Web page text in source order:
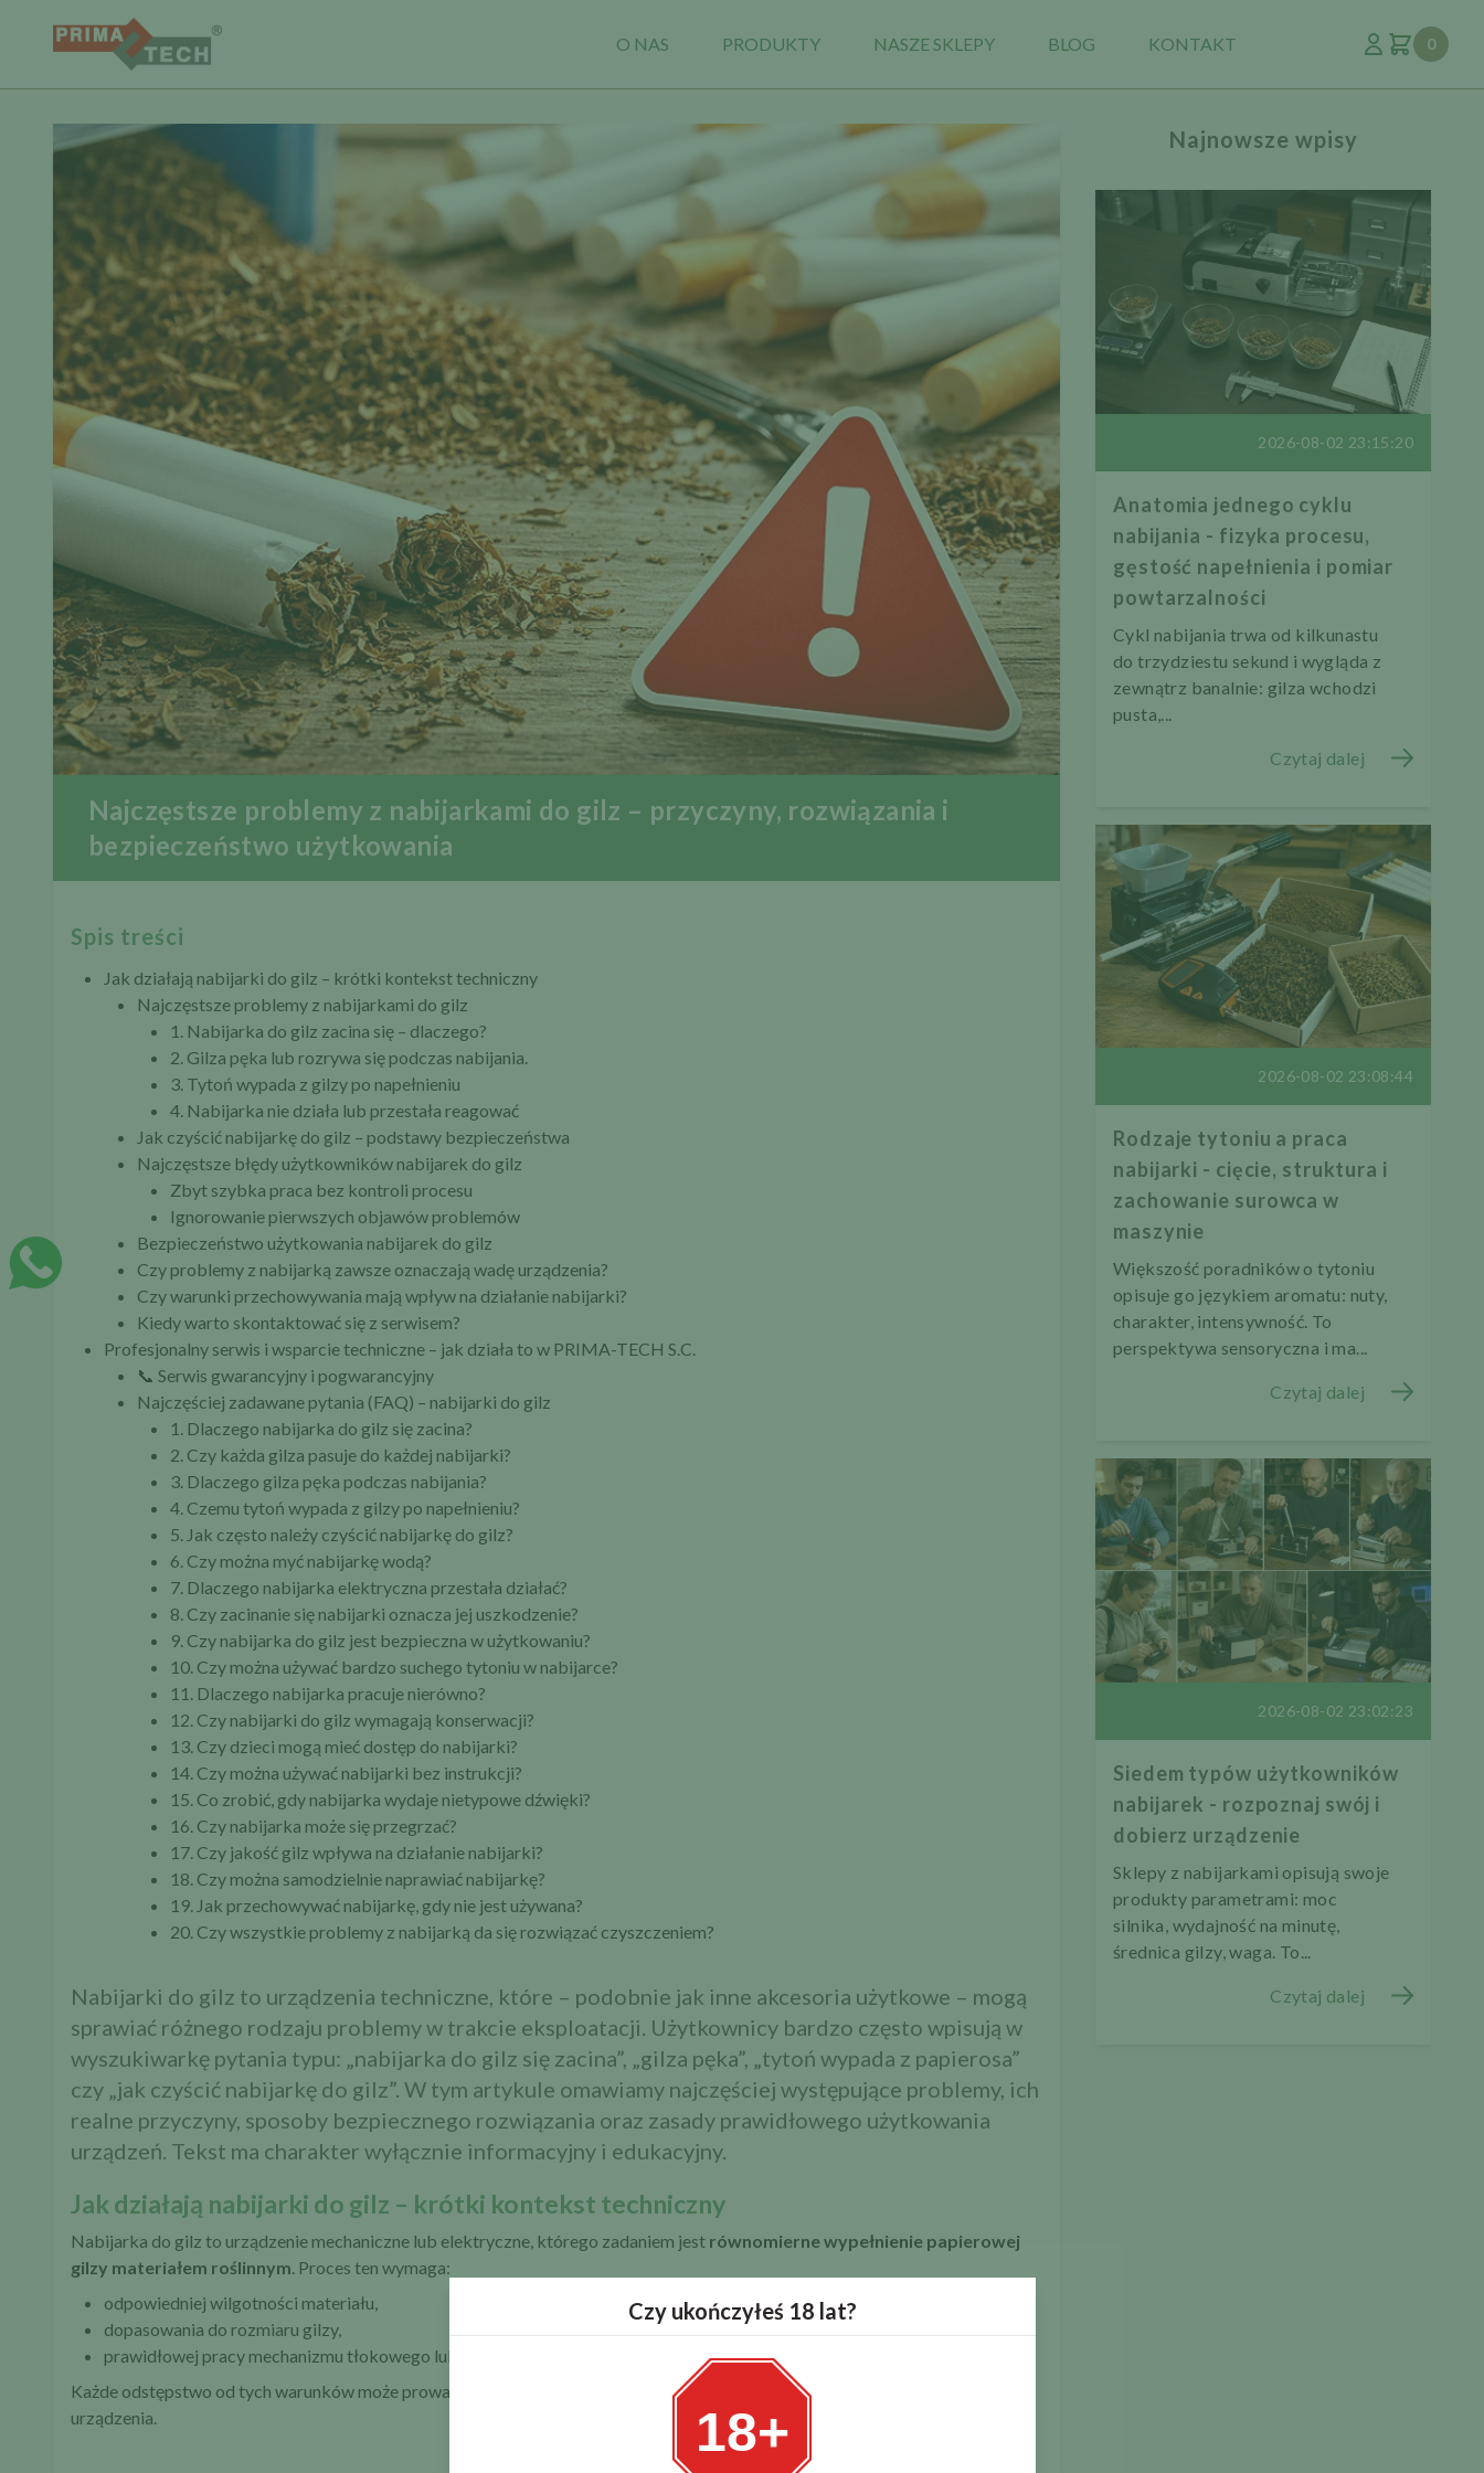
Czy ukończyłeś 18 lat?
18+
O NAS PRODUKTY NASZE SKLEPY BLOG KONTAKT 0
Najczęstsze problemy z nabijarkami do gilz – przyczyny, rozwiązania i
bezpieczeństwo użytkowania
Spis treści
Jak działają nabijarki do gilz – krótki kontekst techniczny
Najczęstsze problemy z nabijarkami do gilz
1. Nabijarka do gilz zacina się – dlaczego?
2. Gilza pęka lub rozrywa się podczas nabijania.
3. Tytoń wypada z gilzy po napełnieniu
4. Nabijarka nie działa lub przestała reagować
Jak czyścić nabijarkę do gilz – podstawy bezpieczeństwa
Najczęstsze błędy użytkowników nabijarek do gilz
Zbyt szybka praca bez kontroli procesu
Ignorowanie pierwszych objawów problemów
Bezpieczeństwo użytkowania nabijarek do gilz
Czy problemy z nabijarką zawsze oznaczają wadę urządzenia?
Czy warunki przechowywania mają wpływ na działanie nabijarki?
Kiedy warto skontaktować się z serwisem?
Profesjonalny serwis i wsparcie techniczne – jak działa to w PRIMA-TECH S.C.
📞 Serwis gwarancyjny i pogwarancyjny
Najczęściej zadawane pytania (FAQ) – nabijarki do gilz
1. Dlaczego nabijarka do gilz się zacina?
2. Czy każda gilza pasuje do każdej nabijarki?
3. Dlaczego gilza pęka podczas nabijania?
4. Czemu tytoń wypada z gilzy po napełnieniu?
5. Jak często należy czyścić nabijarkę do gilz?
6. Czy można myć nabijarkę wodą?
7. Dlaczego nabijarka elektryczna przestała działać?
8. Czy zacinanie się nabijarki oznacza jej uszkodzenie?
9. Czy nabijarka do gilz jest bezpieczna w użytkowaniu?
10. Czy można używać bardzo suchego tytoniu w nabijarce?
11. Dlaczego nabijarka pracuje nierówno?
12. Czy nabijarki do gilz wymagają konserwacji?
13. Czy dzieci mogą mieć dostęp do nabijarki?
14. Czy można używać nabijarki bez instrukcji?
15. Co zrobić, gdy nabijarka wydaje nietypowe dźwięki?
16. Czy nabijarka może się przegrzać?
17. Czy jakość gilz wpływa na działanie nabijarki?
18. Czy można samodzielnie naprawiać nabijarkę?
19. Jak przechowywać nabijarkę, gdy nie jest używana?
20. Czy wszystkie problemy z nabijarką da się rozwiązać czyszczeniem?
Nabijarki do gilz to urządzenia techniczne, które – podobnie jak inne akcesoria użytkowe – mogą
sprawiać różnego rodzaju problemy w trakcie eksploatacji. Użytkownicy bardzo często wpisują w
wyszukiwarkę pytania typu: „nabijarka do gilz się zacina”, „gilza pęka”, „tytoń wypada z papierosa”
czy „jak czyścić nabijarkę do gilz”. W tym artykule omawiamy najczęściej występujące problemy, ich
realne przyczyny, sposoby bezpiecznego rozwiązania oraz zasady prawidłowego użytkowania
urządzeń. Tekst ma charakter wyłącznie informacyjny i edukacyjny.
Jak działają nabijarki do gilz – krótki kontekst techniczny
Nabijarka do gilz to urządzenie mechaniczne lub elektryczne, którego zadaniem jest równomierne wypełnienie papierowej
gilzy materiałem roślinnym. Proces ten wymaga:
odpowiedniej wilgotności materiału,
dopasowania do rozmiaru gilzy,
prawidłowej pracy mechanizmu tłokowego lub sprężynowego.
Każde odstępstwo od tych warunków może prowadzić do problemów, które użytkownicy często błędnie przypisują wadzie
urządzenia.
Najnowsze wpisy
2026-08-02 23:15:20
Anatomia jednego cyklu
nabijania - fizyka procesu,
gęstość napełnienia i pomiar
powtarzalności
Cykl nabijania trwa od kilkunastu
do trzydziestu sekund i wygląda z
zewnątrz banalnie: gilza wchodzi
pusta,...
Czytaj dalej
2026-08-02 23:08:44
Rodzaje tytoniu a praca
nabijarki - cięcie, struktura i
zachowanie surowca w
maszynie
Większość poradników o tytoniu
opisuje go językiem aromatu: nuty,
charakter, intensywność. To
perspektywa sensoryczna i ma...
Czytaj dalej
2026-08-02 23:02:23
Siedem typów użytkowników
nabijarek - rozpoznaj swój i
dobierz urządzenie
Sklepy z nabijarkami opisują swoje
produkty parametrami: moc
silnika, wydajność na minutę,
średnica gilzy, waga. To...
Czytaj dalej